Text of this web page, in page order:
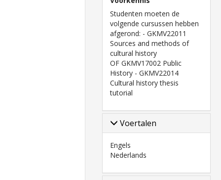
Studenten moeten de
volgende cursussen hebben
afgerond: - GKMV22011
Sources and methods of
cultural history
OF GKMV17002 Public
History - GKMV22014
Cultural history thesis
tutorial
Voertalen
Engels
Nederlands